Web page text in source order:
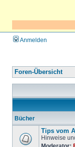
Anmelden
Foren-Übersicht
Bücher
Tips vom
Hinweise